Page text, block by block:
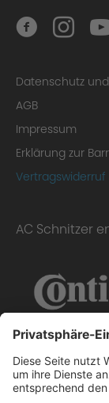
Scope of
Datenschutz
AGB
Impressum
Erklärung zur
Vertragswiderruf
AC Schnitzer